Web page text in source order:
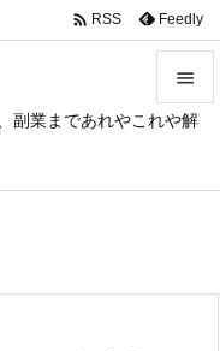
副業まであれやこれや解



 RSS Feedly